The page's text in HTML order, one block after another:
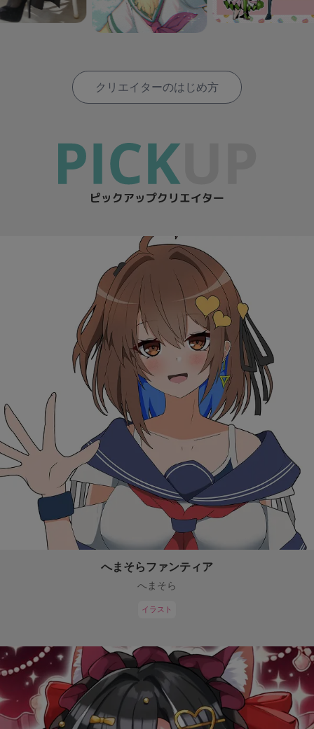
クリエイターのはじめ方
へまそらファンティア
へまそら
イラスト